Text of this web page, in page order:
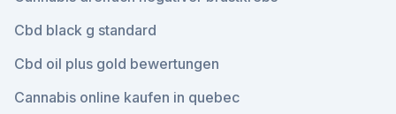
Cbd black g standard
Cbd oil plus gold bewertungen
Cannabis online kaufen in quebec